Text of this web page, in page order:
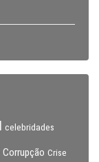
celebridades
Corrupção Crise